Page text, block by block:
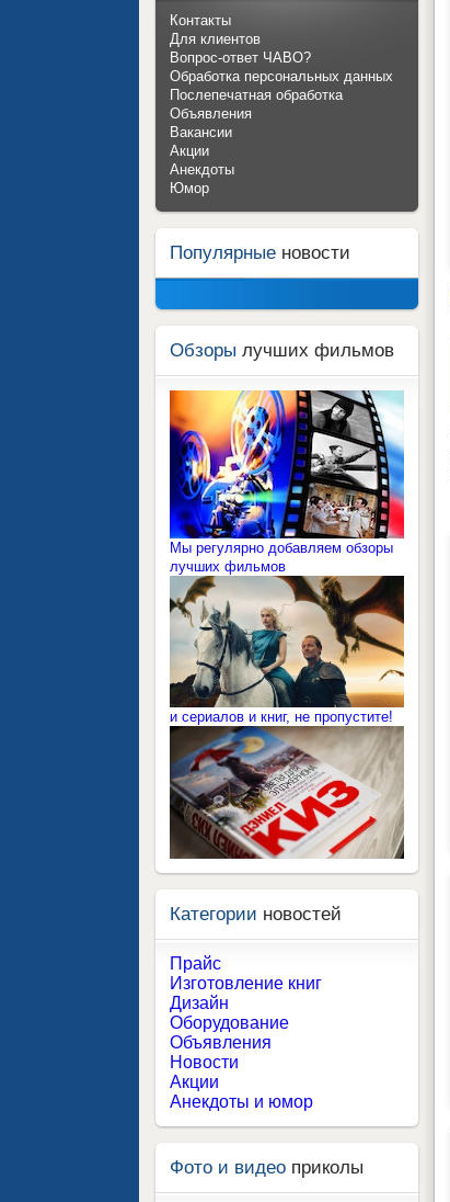
Контакты
Для клиентов
Вопрос-ответ ЧАВО?
Обработка персональных данных
Послепечатная обработка
Объявления
Вакансии
Акции
Анекдоты
Юмор
Популярные новости
Обзоры лучших фильмов
Мы регулярно добавляем обзоры
лучших фильмов
и сериалов и книг, не пропустите!
Категории новостей
Прайс
Изготовление книг
Дизайн
Оборудование
Объявления
Новости
Акции
Анекдоты и юмор
Фото и видео приколы